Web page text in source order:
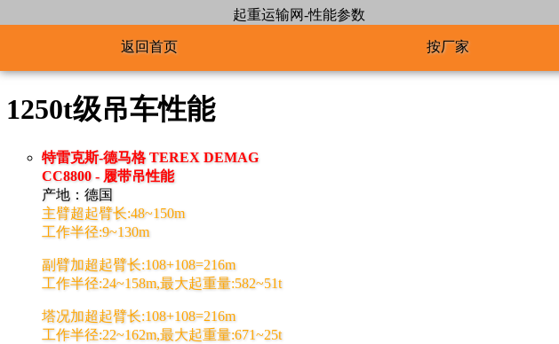
起重运输网-性能参数
返回首页 按厂家
1250t级吊车性能
特雷克斯-德马格 TEREX DEMAG
CC8800 - 履带吊性能
产地：德国
主臂超起臂长:48~150m
工作半径:9~130m
副臂加超起臂长:108+108=216m
工作半径:24~158m,最大起重量:582~51t
塔况加超起臂长:108+108=216m
工作半径:22~162m,最大起重量:671~25t